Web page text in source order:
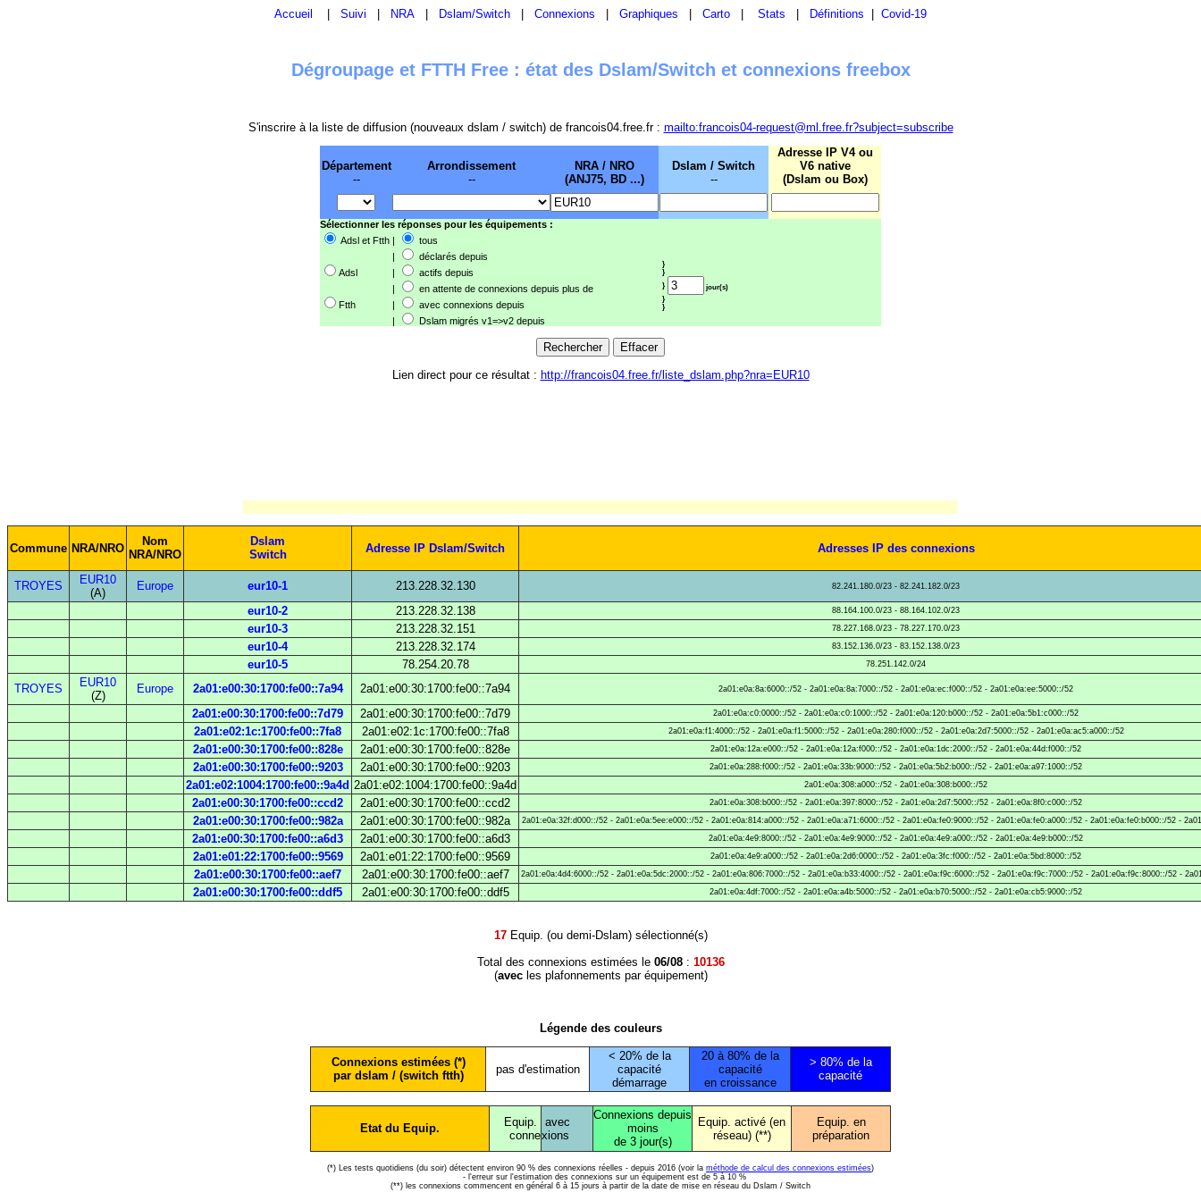
Accueil Suivi NRA Dslam/Switch Connexions Graphiques Carto Stats Définitions Covid-19
Dégroupage et FTTH Free : état des Dslam/Switch et connexions freebox
S'inscrire à la liste de diffusion (nouveaux dslam / switch) de francois04.free.fr : mailto:francois04-request@ml.free.fr?subject=subscribe
Département
--
Arrondissement
--
NRA / NRO
(ANJ75, BD ...)
Dslam / Switch
--
Adresse IP V4 ou
V6 native
(Dslam ou Box)
Sélectionner les réponses pour les équipements :
Adsl et Ftth |
tous
|
déclarés depuis
}
}
}
jour(s)
}
}
Adsl |
actifs depuis
|
en attente de connexions depuis plus de
Ftth
|
avec connexions depuis
|
Dslam migrés v1=>v2 depuis
Lien direct pour ce résultat : http://francois04.free.fr/liste_dslam.php?nra=EUR10
Commune NRA/NRO
Nom
NRA/NRO
Dslam
Switch
Adresse IP Dslam/Switch Adresses IP des connexions
TROYES
EUR10
(A)
Europe eur10-1 213.228.32.130 82.241.180.0/23 - 82.241.182.0/23
eur10-2 213.228.32.138 88.164.100.0/23 - 88.164.102.0/23
eur10-3 213.228.32.151 78.227.168.0/23 - 78.227.170.0/23
eur10-4 213.228.32.174 83.152.136.0/23 - 83.152.138.0/23
eur10-5 78.254.20.78 78.251.142.0/24
TROYES
EUR10
(Z)
Europe 2a01:e00:30:1700:fe00::7a94 2a01:e00:30:1700:fe00::7a94 2a01:e0a:8a:6000::/52 - 2a01:e0a:8a:7000::/52 - 2a01:e0a:ec:f000::/52 - 2a01:e0a:ee:5000::/52
2a01:e00:30:1700:fe00::7d79 2a01:e00:30:1700:fe00::7d79 2a01:e0a:c0:0000::/52 - 2a01:e0a:c0:1000::/52 - 2a01:e0a:120:b000::/52 - 2a01:e0a:5b1:c000::/52
2a01:e02:1c:1700:fe00::7fa8 2a01:e02:1c:1700:fe00::7fa8 2a01:e0a:f1:4000::/52 - 2a01:e0a:f1:5000::/52 - 2a01:e0a:280:f000::/52 - 2a01:e0a:2d7:5000::/52 - 2a01:e0a:ac5:a000::/52
2a01:e00:30:1700:fe00::828e 2a01:e00:30:1700:fe00::828e 2a01:e0a:12a:e000::/52 - 2a01:e0a:12a:f000::/52 - 2a01:e0a:1dc:2000::/52 - 2a01:e0a:44d:f000::/52
2a01:e00:30:1700:fe00::9203 2a01:e00:30:1700:fe00::9203 2a01:e0a:288:f000::/52 - 2a01:e0a:33b:9000::/52 - 2a01:e0a:5b2:b000::/52 - 2a01:e0a:a97:1000::/52
2a01:e02:1004:1700:fe00::9a4d 2a01:e02:1004:1700:fe00::9a4d 2a01:e0a:308:a000::/52 - 2a01:e0a:308:b000::/52
2a01:e00:30:1700:fe00::ccd2 2a01:e00:30:1700:fe00::ccd2 2a01:e0a:308:b000::/52 - 2a01:e0a:397:8000::/52 - 2a01:e0a:2d7:5000::/52 - 2a01:e0a:8f0:c000::/52
2a01:e00:30:1700:fe00::982a 2a01:e00:30:1700:fe00::982a 2a01:e0a:32f:d000::/52 - 2a01:e0a:5ee:e000::/52 - 2a01:e0a:814:a000::/52 - 2a01:e0a:a71:6000::/52 - 2a01:e0a:fe0:9000::/52 - 2a01:e0a:fe0:a000::/52 - 2a01:e0a:fe0:b000::/52 -
2a01:e00:30:1700:fe00::a6d3 2a01:e00:30:1700:fe00::a6d3 2a01:e0a:4e9:8000::/52 - 2a01:e0a:4e9:9000::/52 - 2a01:e0a:4e9:a000::/52 - 2a01:e0a:4e9:b000::/52
2a01:e01:22:1700:fe00::9569 2a01:e01:22:1700:fe00::9569 2a01:e0a:4e9:a000::/52 - 2a01:e0a:2d6:0000::/52 - 2a01:e0a:3fc:f000::/52 - 2a01:e0a:5bd:8000::/52
2a01:e00:30:1700:fe00::aef7 2a01:e00:30:1700:fe00::aef7 2a01:e0a:4d4:6000::/52 - 2a01:e0a:5dc:2000::/52 - 2a01:e0a:806:7000::/52 - 2a01:e0a:b33:4000::/52 - 2a01:e0a:f9c:6000::/52 - 2a01:e0a:f9c:7000::/52 - 2a01:e0a:f9c:8000::/52 -
2a01:e00:30:1700:fe00::ddf5 2a01:e00:30:1700:fe00::ddf5 2a01:e0a:4df:7000::/52 - 2a01:e0a:a4b:5000::/52 - 2a01:e0a:b70:5000::/52 - 2a01:e0a:cb5:9000::/52
17Equip. (ou demi-Dslam) sélectionné(s)
Total des connexions estimées le 06/08: 10136
(avecles plafonnements par équipement)
Légende des couleurs
Connexions estimées (*)
par dslam / (switch ftth)
pas d'estimation
< 20% de la
capacité
démarrage
20 à 80% de la
capacité
en croissance
> 80% de la
capacité
Etat du Equip.
Equip.
conne
avec
xions
Connexions depuis
moins
de 3 jour(s)
Equip. activé (en
réseau) (**)
Equip. en
préparation
(*) Les tests quotidiens (du soir) détectent environ 90 % des connexions réelles - depuis 2016 (voir la méthode de calcul des connexions estimées)
- l'erreur sur l'estimation des connexions sur un équipement est de 5 à 10 %
(**) les connexions commencent en général 6 à 15 jours à partir de la date de mise en réseau du Dslam / Switch